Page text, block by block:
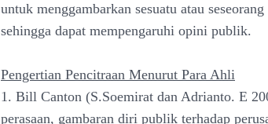
untuk menggambarkan sesuatu atau
sehingga dapat mempengaruhi opini publik.
Pengertian Pencitraan Menurut Para Ahli
1. Bill Canton (S.Soemirat dan Adrianto. E
perasaan, gambaran diri publik terhadap